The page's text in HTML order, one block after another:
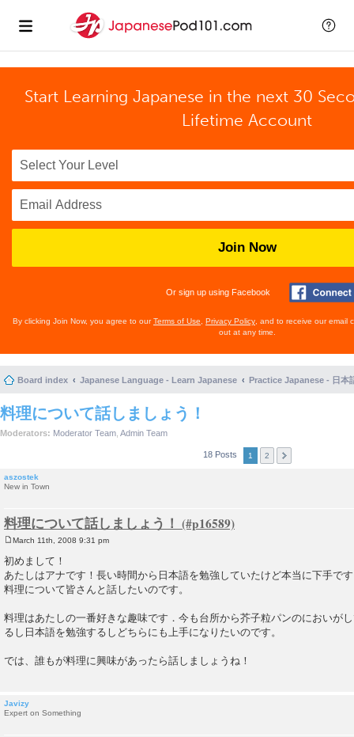
Start Learning Japanese in the next 30
Lifetime Account
Join Now
Or sign up using Facebook
By clicking Join Now, you agree to ourTerms of Use Privacy Policy , and to receive our email
out at any time.
Board index Japanese Language - Learn Japanese Practice Japanese - 日本
料理について話しましょう！
Moderators: Moderator Team Admin Team
18 Posts 1 2
aszostek
New in Town
料理について話しましょう！
o
s
t
March 11th, 2008 9:31 pm
初めまして！
あたしはアナです！長い時間から日本語を勉強していたけど本当に下手で
料理について皆さんと話したいのです。
料理はあたしの一番好きな趣味です．今も台所から芥子粒パンのにおいが
るし日本語を勉強するしどちらにも上手になりたいのです。
では、誰もが料理に興味があったら話しましょうね！
Javizy
Expert on Something